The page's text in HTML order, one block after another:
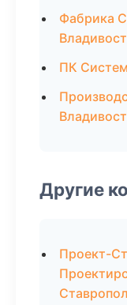
Фабрика
ПК
Другие
Проект-